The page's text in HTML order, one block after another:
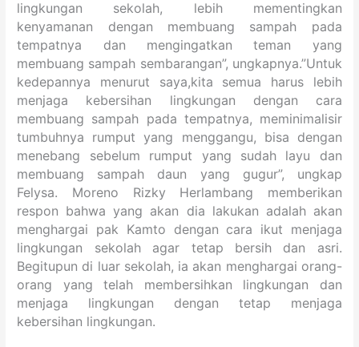
lingkungan sekolah, lebih mementingkan
kenyamanan dengan membuang sampah pada
tempatnya dan mengingatkan teman yang
membuang sampah sembarangan”, ungkapnya.”Untuk
kedepannya menurut saya,kita semua harus lebih
menjaga kebersihan lingkungan dengan cara
membuang sampah pada tempatnya, meminimalisir
tumbuhnya rumput yang menggangu, bisa dengan
menebang sebelum rumput yang sudah layu dan
membuang sampah daun yang gugur”, ungkap
Felysa. Moreno Rizky Herlambang memberikan
respon bahwa yang akan dia lakukan adalah akan
menghargai pak Kamto dengan cara ikut menjaga
lingkungan sekolah agar tetap bersih dan asri.
Begitupun di luar sekolah, ia akan menghargai orang-
orang yang telah membersihkan lingkungan dan
menjaga lingkungan dengan tetap menjaga
kebersihan lingkungan.